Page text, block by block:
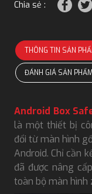
Chia sẻ :
THÔNG TIN SẢN
ĐÁNH GIÁ SẢN
Android Box
là một thiết bị
đổi từ màn hình
Android. Chỉ cần
đã được nâng
toàn bộ màn hình